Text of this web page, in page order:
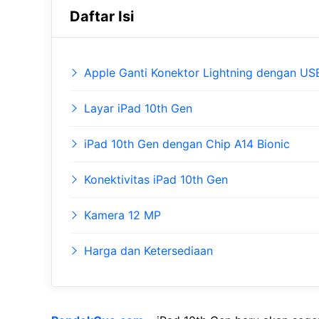
Daftar Isi
Apple Ganti Konektor Lightning dengan
Layar iPad 10th Gen
iPad 10th Gen dengan Chip A14 Bionic
Konektivitas iPad 10th Gen
Kamera 12 MP
Harga dan Ketersediaan